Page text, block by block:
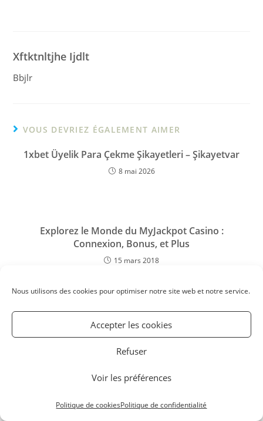
Nous utilisons des cookies pour optimiser notre site web et notre service.
Accepter les cookies
Refuser
Voir les préférences
Politique de cookiesPolitique de confidentialité
Xftktnltjhe Ijdlt
Bbjlr
VOUS DEVRIEZ ÉGALEMENT AIMER
1xbet Üyelik Para Çekme Şikayetleri – Şikayetvar
8 mai 2026
Explorez le Monde du MyJackpot Casino :
Connexion, Bonus, et Plus
15 mars 2018
Casino login — szybki przewodnik
2 mars 2016